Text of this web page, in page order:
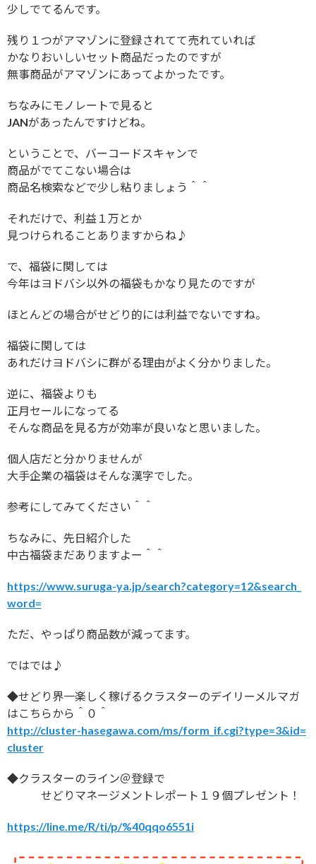
少しでてるんです。
残り１つがアマゾンに登録されてて売れていれば
かなりおいしいセット商品だったのですが
無事商品がアマゾンにあってよかったです。
ちなみにモノレートで見ると
JANがあったんですけどね。
ということで、バーコードスキャンで
商品がでてこない場合は
商品名検索などで少し粘りましょう＾＾
それだけで、利益１万とか
見つけられることありますからね♪
で、福袋に関しては
今年はヨドバシ以外の福袋もかなり見たのですが
ほとんどの場合がせどり的には利益でないですね。
福袋に関しては
あれだけヨドバシに群がる理由がよく分かりました。
逆に、福袋よりも
正月セールになってる
そんな商品を見る方が効率が良いなと思いました。
個人店だと分かりませんが
大手企業の福袋はそんな漢字でした。
参考にしてみてください＾＾
ちなみに、先日紹介した
中古福袋まだありますよー＾＾
https://www.suruga-ya.jp/search?category=12&search_
word=
ただ、やっぱり商品数が減ってます。
ではでは♪
◆せどり界一楽しく稼げるクラスターのデイリーメルマガ
はこちらから＾０＾
http://cluster-hasegawa.com/ms/form_if.cgi?type=3&id=
cluster
◆クラスターのライン＠登録で
せどりマネージメントレポート１９個プレゼント！
https://line.me/R/ti/p/%40qqo6551i